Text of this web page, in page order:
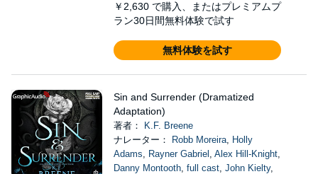
￥2,630 で購入、またはプレミアムプ
ラン30日間無料体験で試す
無料体験を試す
Sin and Surrender (Dramatized
Adaptation)
著者：
K.F. Breene
ナレーター：
Robb Moreira, Holly
Adams, Rayner Gabriel , Alex Hill-Knight,
Danny Montooth, full cast, John Kielty,